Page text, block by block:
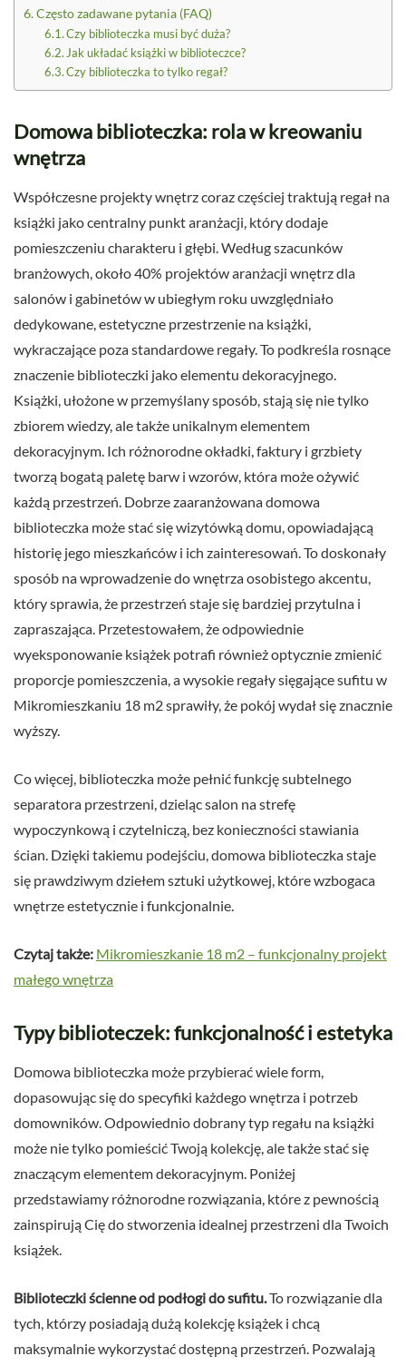
Często zadawane pytania (FAQ)
Czy biblioteczka musi być duża?
Jak układać książki w biblioteczce?
Czy biblioteczka to tylko regał?
Domowa biblioteczka: rola w kreowaniu
wnętrza
Współczesne projekty wnętrz coraz częściej traktują regał na
książki jako centralny punkt aranżacji, który dodaje
pomieszczeniu charakteru i głębi. Według szacunków
branżowych, około 40% projektów aranżacji wnętrz dla
salonów i gabinetów w ubiegłym roku uwzględniało
dedykowane, estetyczne przestrzenie na książki,
wykraczające poza standardowe regały. To podkreśla rosnące
znaczenie biblioteczki jako elementu dekoracyjnego.
Książki, ułożone w przemyślany sposób, stają się nie tylko
zbiorem wiedzy, ale także unikalnym elementem
dekoracyjnym. Ich różnorodne okładki, faktury i grzbiety
tworzą bogatą paletę barw i wzorów, która może ożywić
każdą przestrzeń. Dobrze zaaranżowana domowa
biblioteczka może stać się wizytówką domu, opowiadającą
historię jego mieszkańców i ich zainteresowań. To doskonały
sposób na wprowadzenie do wnętrza osobistego akcentu,
który sprawia, że przestrzeń staje się bardziej przytulna i
zapraszająca. Przetestowałem, że odpowiednie
wyeksponowanie książek potrafi również optycznie zmienić
proporcje pomieszczenia, a wysokie regały sięgające sufitu w
Mikromieszkaniu 18 m2 sprawiły, że pokój wydał się znacznie
wyższy.
Co więcej, biblioteczka może pełnić funkcję subtelnego
separatora przestrzeni, dzieląc salon na strefę
wypoczynkową i czytelniczą, bez konieczności stawiania
ścian. Dzięki takiemu podejściu, domowa biblioteczka staje
się prawdziwym dziełem sztuki użytkowej, które wzbogaca
wnętrze estetycznie i funkcjonalnie.
Czytaj także: Mikromieszkanie 18 m2 – funkcjonalny projekt
małego wnętrza
Typy biblioteczek: funkcjonalność i estetyka
Domowa biblioteczka może przybierać wiele form,
dopasowując się do specyfiki każdego wnętrza i potrzeb
domowników. Odpowiednio dobrany typ regału na książki
może nie tylko pomieścić Twoją kolekcję, ale także stać się
znaczącym elementem dekoracyjnym. Poniżej
przedstawiamy różnorodne rozwiązania, które z pewnością
zainspirują Cię do stworzenia idealnej przestrzeni dla Twoich
książek.
Biblioteczki ścienne od podłogi do sufitu.To rozwiązanie dla
tych, którzy posiadają dużą kolekcję książek i chcą
maksymalnie wykorzystać dostępną przestrzeń. Pozwalają